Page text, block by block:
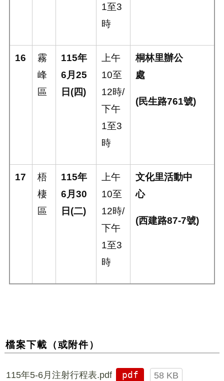
1至3
時
16
霧
峰
區
115年
6月 25
日 (四)
上午
10至
12時/
下午
1至3
時
桐林里辦公
處
(民生路761號)
17
梧
棲
區
115年
6月 30
日 (二)
上午
10至
12時/
下午
1至3
時
文化里活動中
心
(西建路87-7號)
檔案下載（或附件）
115年5-6月注射行程表.pdf pdf 58 KB